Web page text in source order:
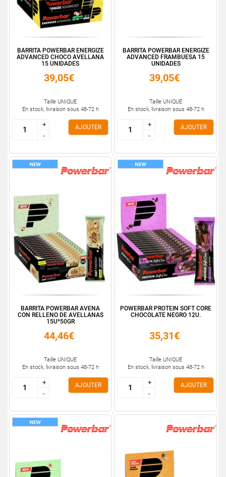
BARRITA POWERBAR ENERGIZE
ADVANCED CHOCO AVELLANA
15 UNIDADES
39,05€
Taille UNIQUE
En stock, livraison sous 48-72 h
+
-
+
-
AJOUTER
BARRITA POWERBAR ENERGIZE
ADVANCED FRAMBUESA 15
UNIDADES
39,05€
Taille UNIQUE
En stock, livraison sous 48-72 h
+
-
+
-
AJOUTER
BARRITA POWERBAR AVENA
CON RELLENO DE AVELLANAS
15U*50GR
44,46€
Taille UNIQUE
En stock, livraison sous 48-72 h
+
-
+
-
AJOUTER
POWERBAR PROTEIN SOFT CORE
CHOCOLATE NEGRO 12U.
35,31€
Taille UNIQUE
En stock, livraison sous 48-72 h
+
-
+
-
AJOUTER